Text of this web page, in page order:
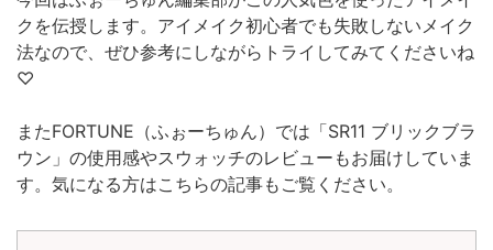
クを伝授します。アイメイク初心者でも失敗しないメイク
法なので、ぜひ参考にしながらトライしてみてくださいね
♡
またFORTUNE（ふぉーちゅん）では「SR11 ブリックブラ
ウン」の使用感やスウォッチのレビューもお届けしていま
す。気になる方はこちらの記事もご覧ください。